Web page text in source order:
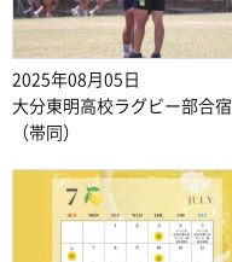
2025年08月05日
大分東明高校ラグビー部合宿
（帯同）